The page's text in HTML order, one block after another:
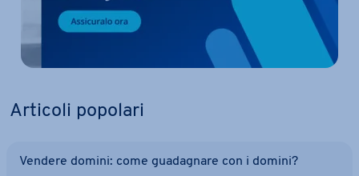
Articoli popolari
Vendere domini: come gua­da­gna­re con i domini?